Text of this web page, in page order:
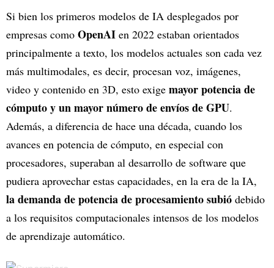
Si bien los primeros modelos de IA desplegados por
empresas como OpenAI en 2022 estaban orientados
principalmente a texto, los modelos actuales son cada vez
más multimodales, es decir, procesan voz, imágenes,
video y contenido en 3D, esto exige mayor potencia de
cómputo y un mayor número de envíos de GPU.
Además, a diferencia de hace una década, cuando los
avances en potencia de cómputo, en especial con
procesadores, superaban al desarrollo de software que
pudiera aprovechar estas capacidades, en la era de la IA,
la demanda de potencia de procesamiento subió debido
a los requisitos computacionales intensos de los modelos
de aprendizaje automático.